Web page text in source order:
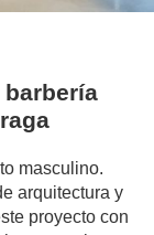
barbería
masculino.
arquitectura y
proyecto con